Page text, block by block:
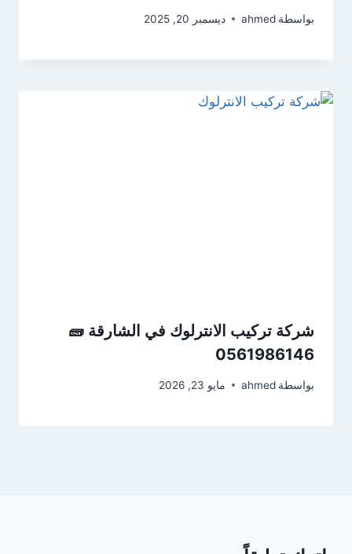
بواسطة ahmed ديسمبر 20, 2025
شركة تركيب الانترلوك في الشارقة 🧱
0561986146
بواسطة ahmed مايو 23, 2026